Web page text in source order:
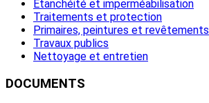
Étanchéité et imperméabilisation
Traitements et protection
Primaires, peintures et revêtements
Travaux publics
Nettoyage et entretien
DOCUMENTS